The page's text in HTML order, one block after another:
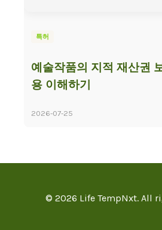
특허
예술작품의 지적 재산권
용 이해하기
2026-07-25
© 2026 Life TempNxt. All